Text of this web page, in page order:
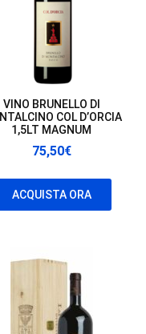
VINO BRUNELLO DI
COL D’ORCIA
1,5LT MAGNUM
75,50€
ACQUISTA ORA